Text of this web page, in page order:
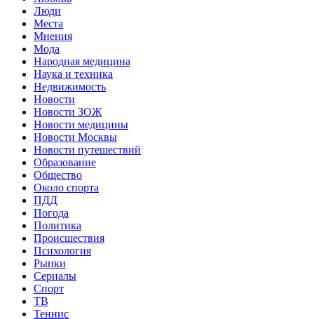
Люди
Места
Мнения
Мода
Народная медицина
Наука и техника
Недвижимость
Новости
Новости ЗОЖ
Новости медицины
Новости Москвы
Новости путешествий
Образование
Общество
Около спорта
ПДД
Погода
Политика
Происшествия
Психология
Рынки
Сериалы
Спорт
ТВ
Теннис